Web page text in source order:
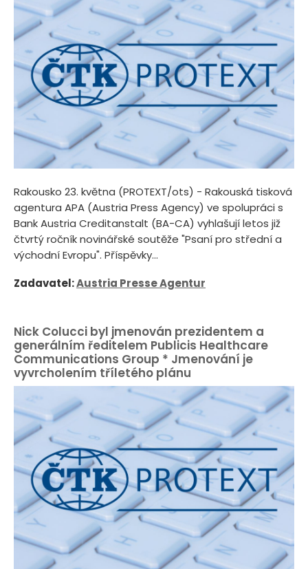
Rakousko 23. května (PROTEXT/ots) - Rakouská tisková
agentura APA (Austria Press Agency) ve spolupráci s
Bank Austria Creditanstalt (BA-CA) vyhlašují letos již
čtvrtý ročník novinářské soutěže "Psaní pro střední a
východní Evropu". Příspěvky...
Zadavatel:Austria Presse Agentur
Nick Colucci byl jmenován prezidentem a
generálním ředitelem Publicis Healthcare
Communications Group * Jmenování je
vyvrcholením tříletého plánu